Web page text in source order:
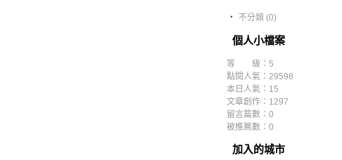
‧ 不分類 (0)
個人小檔案
等 級：5
點閱人氣：29598
本日人氣：15
文章創作：1297
留言篇數：0
被推薦數： 0
加入的城市